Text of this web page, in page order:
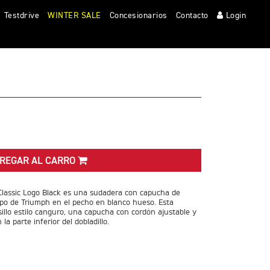
Testdrive WINTER SALE Concesionarios Contacto Login
AL CARRO
Logo Black es una sudadera con capucha de
de Triumph en el pecho en blanco hueso. Esta
estilo canguro, una capucha con cordón ajustable y
parte inferior del dobladillo.